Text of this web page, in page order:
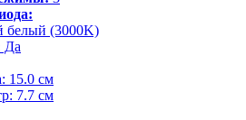
белый (3000K)
Да
15.0 см
7.7 см